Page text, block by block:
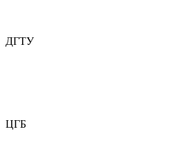
ДГТУ
ЦГБ